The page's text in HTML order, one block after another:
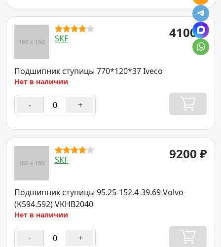
SKF 4100₽
Подшипник ступицы 770*120*37 Iveco
Нет в наличии
- +
SKF 9200 ₽
Подшипник ступицы 95.25-152.4-39.69 Volvo
(K594.592) VKHB2040
Нет в наличии
- +